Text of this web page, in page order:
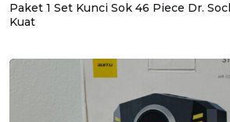
Paket 1 Set Kunci Sok 46 Piece Dr.
Kuat